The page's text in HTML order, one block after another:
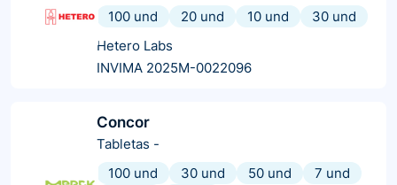
100 und
20 und 10 und
30 und
Hetero Labs
INVIMA 2025M-0022096
Concor
Tabletas -
100 und
30 und 50 und
7 und